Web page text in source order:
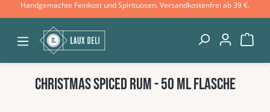
Zum Hauptinhalt springen
Handgemachte Feinkost und Spirituosen. Versandkostenfrei ab 39 €.
Christmas Spiced Rum - 50 ml Flasche